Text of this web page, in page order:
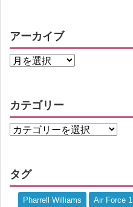
アーカイブ
カテゴリー
タグ
Pharrell Williams Air Force 1